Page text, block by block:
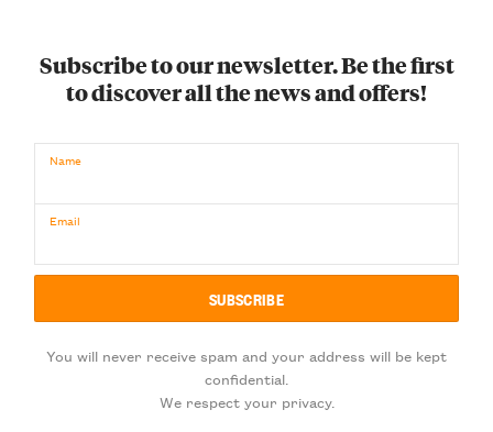
Subscribe to our newsletter. Be the first
to discover all the news and offers!
Name
Email
You will never receive spam and your address will be kept
confidential.
We respect your privacy.